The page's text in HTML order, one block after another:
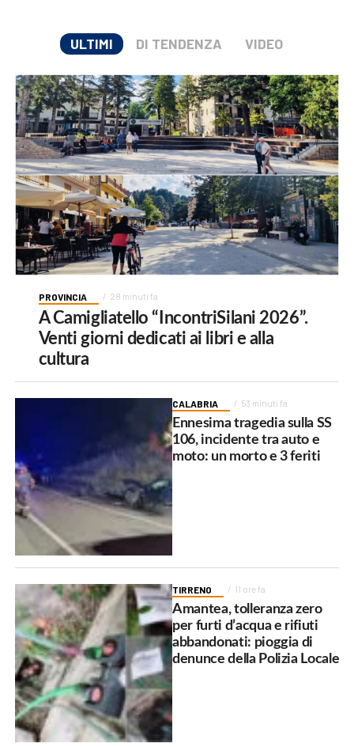
ULTIMI DI TENDENZA VIDEO
PROVINCIA 28 minuti fa
A Camigliatello “IncontriSilani 2026”.
Venti giorni dedicati ai libri e alla
cultura
CALABRIA 53 minuti fa
Ennesima tragedia sulla SS
106, incidente tra auto e
moto: un morto e 3 feriti
TIRRENO 11 ore fa
Amantea, tolleranza zero
per furti d’acqua e rifiuti
abbandonati: pioggia di
denunce della Polizia Locale